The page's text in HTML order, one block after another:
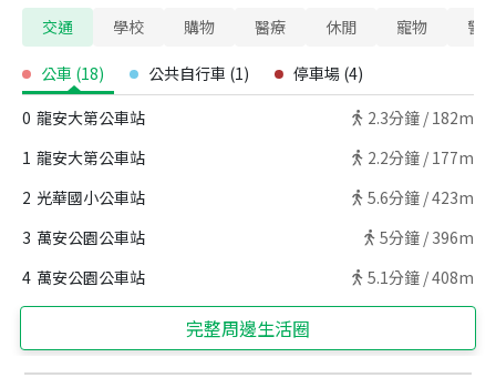
交通 學校 購物 醫療 休閒 寵物 警
公車 (18) 公共自行車 (1) 停車場 (4)
0 龍安大第公車站 2.3分鐘 / 182m
1 龍安大第公車站 2.2分鐘 / 177m
2 光華國小公車站 5.6分鐘 /423m
3 萬安公園公車站 5分鐘 / 396m
4 萬安公園公車站 5.1分鐘 /408m
完整周邊生活圈